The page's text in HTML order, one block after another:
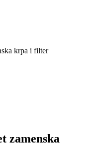
krpa i filter
zamenska